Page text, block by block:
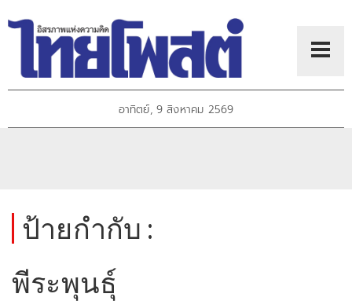
อาทิตย์, 9 สิงหาคม 2569
ป้ายกำกับ :
พีระพุนธ์ุ